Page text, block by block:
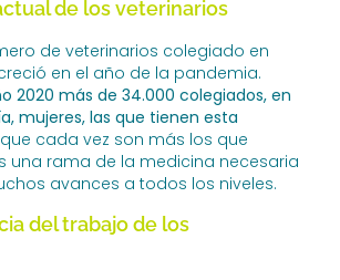
de los veterinarios
de veterinarios colegiado en
en el año de la pandemia.
2020 más de 34.000 colegiados, en
mujeres, las que tienen esta
que cada vez son más los que
una rama de la medicina necesaria
avances a todos los niveles.
del trabajo de los